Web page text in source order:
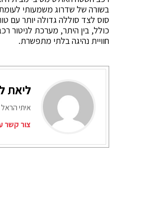
כולל, בין היתר, מערכת לניטור
חוויית נהיגה בלתי מתפשרת.
ליאת
איתי
צור קשר